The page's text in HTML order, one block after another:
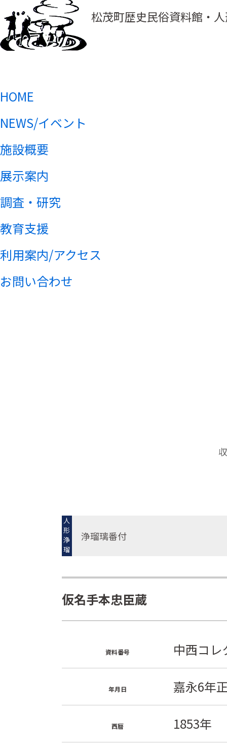
松茂町歴史民俗資料館・
HOME
NEWS/イベント
施設概要
展示案内
調査・研究
教育支援
利用案内/アクセス
お問い合わせ
人
形
浄
瑠
璃
浄瑠璃番付
仮名手本忠臣蔵
資料番号 中西コレ
年月日 嘉永6年
西暦 1853年